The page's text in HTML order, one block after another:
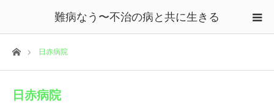
難病なう〜不治の病と共に生きる
ホーム日赤病院
日赤病院